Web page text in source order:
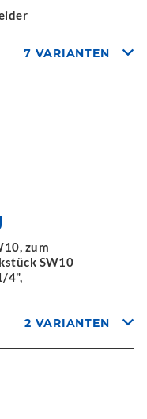
7 VARIANTEN
zum
SW10
4",
2 VARIANTEN